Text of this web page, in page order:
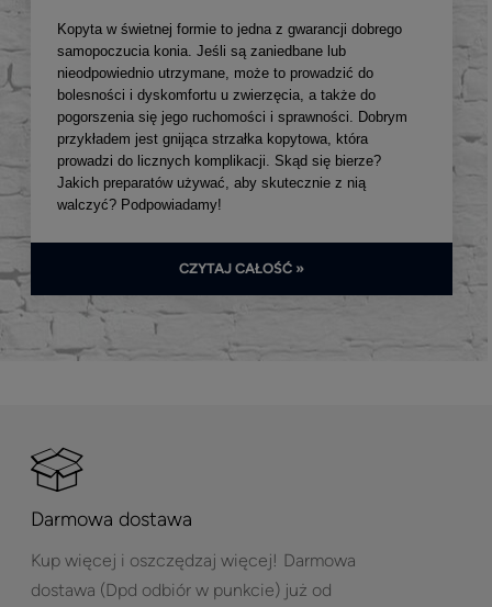
Kopyta w świetnej formie to jedna z gwarancji dobrego
samopoczucia konia. Jeśli są zaniedbane lub
nieodpowiednio utrzymane, może to prowadzić do
bolesności i dyskomfortu u zwierzęcia, a także do
pogorszenia się jego ruchomości i sprawności. Dobrym
przykładem jest gnijąca strzałka kopytowa, która
prowadzi do licznych komplikacji. Skąd się bierze?
Jakich preparatów używać, aby skutecznie z nią
walczyć? Podpowiadamy!
CZYTAJ CAŁOŚĆ »
Darmowa dostawa
Kup więcej i oszczędzaj więcej! Darmowa
dostawa (Dpd odbiór w punkcie) już od